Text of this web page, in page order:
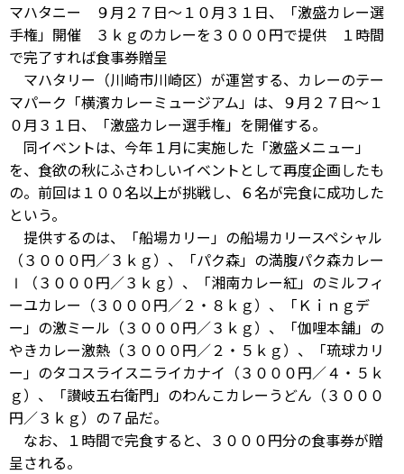
マハタニー ９月２７日～１０月３１日、「激盛カレー選
手権」開催 ３ｋｇのカレーを３０００円で提供 １時間
で完了すれば食事券贈呈
マハタリー（川崎市川崎区）が運営する、カレーのテー
マパーク「横濱カレーミュージアム」は、９月２７日～１
０月３１日、「激盛カレー選手権」を開催する。
同イベントは、今年１月に実施した「激盛メニュー」
を、食欲の秋にふさわしいイベントとして再度企画したも
の。前回は１００名以上が挑戦し、６名が完食に成功した
という。
提供するのは、「船場カリー」の船場カリースペシャル
（３０００円／３ｋｇ）、「パク森」の満腹パク森カレー
Ⅰ（３０００円／３ｋｇ）、「湘南カレー紅」のミルフィ
ーユカレー（３０００円／２・８ｋｇ）、「Ｋｉｎｇデ
ー」の激ミール（３０００円／３ｋｇ）、「伽哩本舗」の
やきカレー激熱（３０００円／２・５ｋｇ）、「琉球カリ
ー」のタコスライスニライカナイ（３０００円／４・５ｋ
ｇ）、「讃岐五右衛門」のわんこカレーうどん（３０００
円／３ｋｇ）の７品だ。
なお、１時間で完食すると、３０００円分の食事券が贈
呈される。